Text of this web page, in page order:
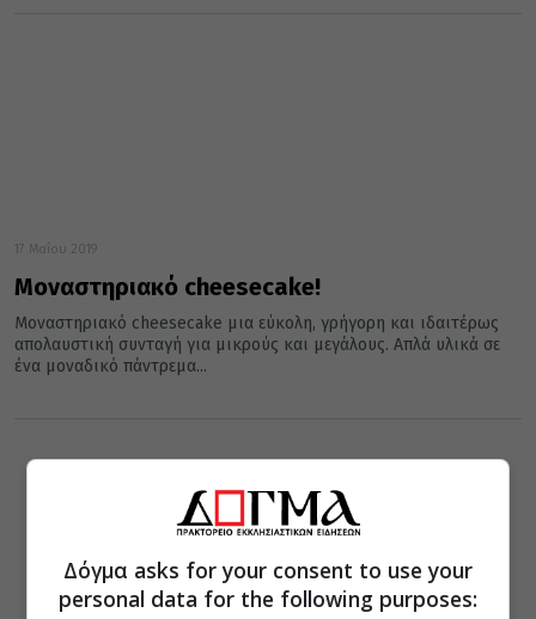
17 Μαΐου 2019
Μοναστηριακό cheesecake!
Μοναστηριακό cheesecake μια εύκολη, γρήγορη και ιδαιτέρως
απολαυστική συνταγή για μικρούς και μεγάλους. Απλά υλικά σε
ένα μοναδικό πάντρεμα...
Δόγμα asks for your consent to use your
personal data for the following purposes: